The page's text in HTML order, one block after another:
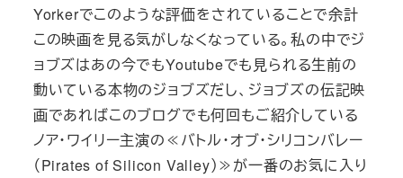
Yorkerでこのような評価をされていることで余計
この映画を見る気がしなくなっている。私の中でジ
ョブズはあの今でもYoutubeでも見られる生前の
動いている本物のジョブズだし、ジョブズの伝記映
画であればこのブログでも何回もご紹介している
ノア・ワイリー主演の≪バトル・オブ・シリコンバレー
（Pirates of Silicon Valley）≫が一番のお気に入り